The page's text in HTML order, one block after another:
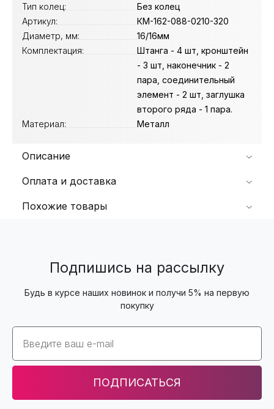
Тип колец:
Без колец
Артикул:
КМ-162-088-0210-320
Диаметр, мм:
16/16мм
Комплектация:
Штанга - 4 шт, кронштейн
- 3 шт, наконечник - 2
пара, соединительный
элемент - 2 шт, заглушка
второго ряда - 1 пара.
Материал:
Металл
Описание
Оплата и доставка
Похожие товары
Подпишись на рассылку
Будь в курсе наших новинок и получи 5% на первую
покупку
Email
ПОДПИСАТЬСЯ